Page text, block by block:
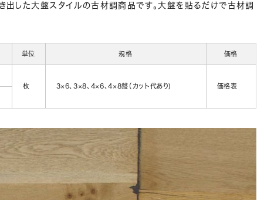
出した大盤スタイルの古材調商品です。大盤を貼るだけで古材調
単位 規格 価格
枚
3×6、3×8、4×6、4×8盤（カット代あり)
価格表